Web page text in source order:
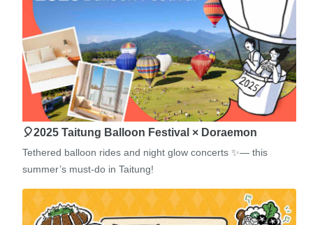
🎈2025 Taitung Balloon Festival × Doraemon
Tethered balloon rides and night glow concerts ✨— this
summer’s must-do in Taitung!